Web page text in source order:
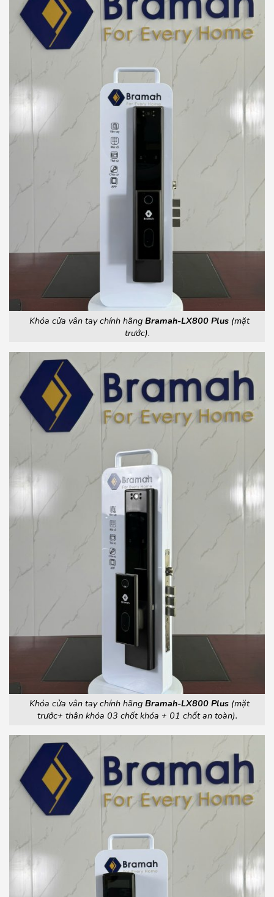
Khóa cửa vân tay chính hãng Bramah-LX800 Plus (mặt
trước).
Khóa cửa vân tay chính hãng Bramah-LX800 Plus (mặt
trước+ thân khóa 03 chốt khóa + 01 chốt an toàn).